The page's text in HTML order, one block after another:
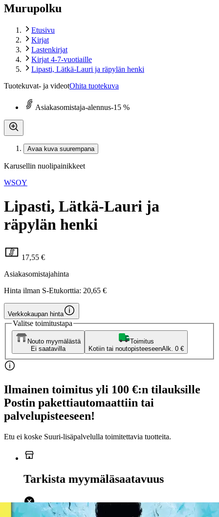
Murupolku
Etusivu
Kirjat
Lastenkirjat
Kirjat 4-7-vuotiaille
Lipasti, Lätkä-Lauri ja räpylän henki
Tuotekuvat- ja videotOhita tuotekuva
Asiakasomistaja-alennus-15 %
Avaa kuva suurempana
Karusellin nuolipainikkeet
WSOY
Lipasti, Lätkä-Lauri ja
räpylän henki
17,55 €
Asiakasomistajahinta
Hinta ilman S-Etukorttia: 20,65 €
Verkkokaupan hinta
Valitse toimitustapa
Nouto myymälästä
Ei saatavilla
Toimitus
Kotiin tai noutopisteeseenAlk. 0 €
Ilmainen toimitus yli 100 €:n tilauksille
Postin pakettiautomaattiin tai
palvelupisteeseen!
Etu ei koske Suuri‑lisäpalvelulla toimitettavia tuotteita.
Tarkista myymäläsaatavuus